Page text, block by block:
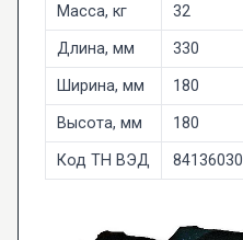
Масса, кг
32
Длина, мм
330
Ширина, мм
180
Высота, мм
180
Код ТН ВЭД